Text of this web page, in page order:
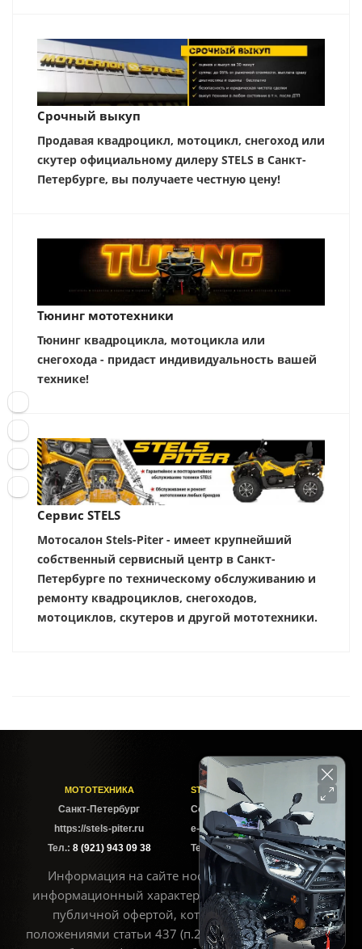
Срочный выкуп
Продавая квадроцикл, мотоцикл, снегоход или
скутер официальному дилеру STELS в Санкт-
Петербурге, вы получаете честную цену!
Тюнинг мототехники
Тюнинг квадроцикла, мотоцикла или
снегохода - придаст индивидуальность вашей
технике!
Сервис STELS
Мотосалон Stels-Piter - имеет крупнейший
собственный сервисный центр в Санкт-
Петербурге по техническому обслуживанию и
ремонту квадроциклов, снегоходов,
мотоциклов, скутеров и другой мототехники.
МОТОТЕХНИКА
Cанкт-Петербург
https://stels-piter.ru
Тел.: 8 (921) 943 09 38
STELS-PITER СОФИЙСКАЯ
Софийская ул. 6Б
e-mail: sales@stels-piter.ru
Тел.:8 (921) 943 09 38
Информация на сайте носит исключительно
информационный характер и не может считаться
публичной офертой, которая определяется
положениями статьи 437 (п.2) ГК РФ. Для получения